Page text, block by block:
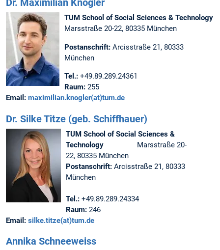
Dr. Maximilian Knogler
TUM School of Social Sciences & Technology
Marsstraße 20-22, 80335 München
Postanschrift: Arcisstraße 21, 80333
München
Tel.: +49.89.289.24361
Raum: 255
Email: maximilian.knogler(at)tum.de
Dr. Silke Titze (geb. Schiffhauer)
TUM School of Social Sciences &
Technology Marsstraße 20-
22, 80335 München
Postanschrift: Arcisstraße 21, 80333
München
Tel.: +49.89.289.24334
Raum: 246
Email: silke.titze(at)tum.de
Annika Schneeweiss